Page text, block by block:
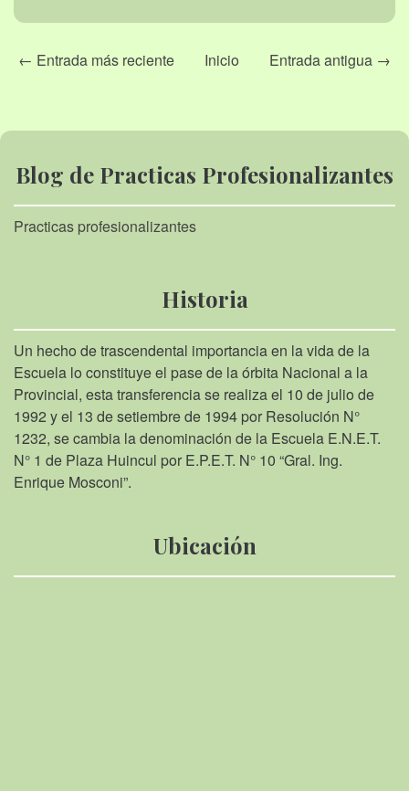
← Entrada más reciente Entrada antigua →
Inicio
Blog de Practicas Profesionalizantes
Practicas profesionalizantes
Historia
Un hecho de trascendental importancia en la vida de la
Escuela lo constituye el pase de la órbita Nacional a la
Provincial, esta transferencia se realiza el 10 de julio de
1992 y el 13 de setiembre de 1994 por Resolución N°
1232, se cambia la denominación de la Escuela E.N.E.T.
N° 1 de Plaza Huincul por E.P.E.T. N° 10 “Gral. Ing.
Enrique Mosconi”.
Ubicación